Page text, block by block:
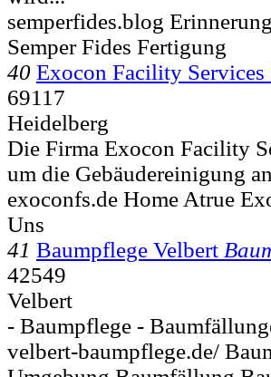
semperfides.blog
Semper Fides Fertigung
40 Exocon Facility Services
69117
Heidelberg
Die Firma Exocon Facility
um die Gebäudereinigung
exoconfs.de Home Atrue
Uns
41 Baumpflege Velbert
42549
Velbert
- Baumpflege -
velbert-baumpflege.de/